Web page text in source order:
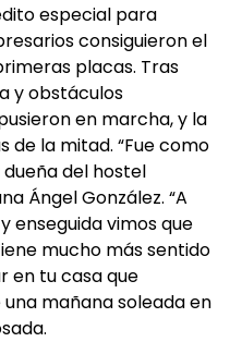
especial para
consiguieron el
placas. Tras
y obstáculos
en marcha, y la
de la mitad. “Fue como
del hostel
Ángel González. “A
enseguida vimos que
mucho más sentido
en tu casa que
mañana soleada en